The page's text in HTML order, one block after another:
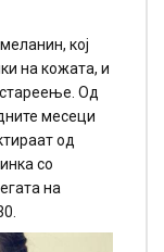
кој
на кожата, и
стареење. Од
месеци
од
со
на